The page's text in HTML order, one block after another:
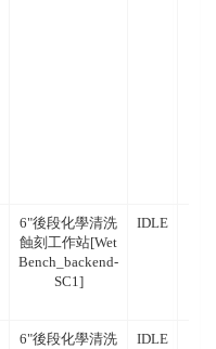
6"後段化學清洗
蝕刻工作站[Wet
Bench_backend-
SC1]
IDLE
6"後段化學清洗
IDLE